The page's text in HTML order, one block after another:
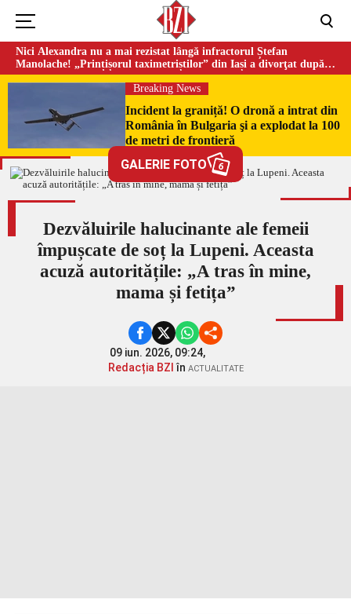
Nici Alexandra nu a mai rezistat lângă infractorul Ștefan
Manolache! „Prințișorul taximetriștilor” din Iași a divorţat după
doi ani de căsnicie
Breaking News
Incident la graniță! O dronă a intrat din
România în Bulgaria şi a explodat la 100
de metri de frontieră
GALERIE FOTO 6
Dezvăluirile halucinante ale femeii
împușcate de soț la Lupeni. Aceasta
acuză autoritățile: „A tras în mine,
mama și fetița”
09 iun. 2026, 09:24,
Redacția BZI în ACTUALITATE